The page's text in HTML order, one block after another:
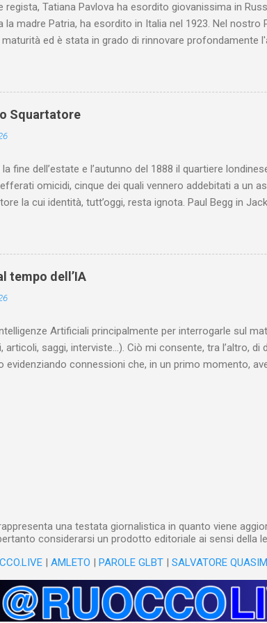
regista, Tatiana Pavlova ha esordito giovanissima in
la madre Patria, ha esordito in Italia nel 1923. Nel nostro
maturità ed è stata in grado di rinnovare profondamente
Squartatore
la fine dell’estate e l’autunno del 1888 il quartiere
omicidi, cinque dei quali vennero addebitati a un
la cui identità, tutt’oggi, resta ignota. Paul Begg in
anche (e, in alcuni capitoli, soprattutto) a ricostruire la
le lotte intestine al Ministero dell’Interno. Ne esce un
sociale dell'Inghilterra vittoriana era
che non aveva alcun interesse nei confronti
a sapere quali fossero le reali condizioni di vita delle
tempo dell’IA
Artificiali principalmente per interrogarle sul
articoli, saggi, interviste…). Ciò mi consente, tra l’altro,
evidenziando connessioni che, in un primo momento,
(già NotebookLM) e lo riempio con il materiale che ho
una testata giornalistica in quanto viene
considerarsi un prodotto editoriale ai sensi della
| AMLETO | PAROLE GLBT| SALVATORE